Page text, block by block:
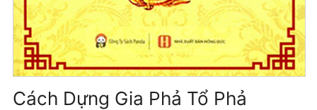
Cách Dựng Gia Phả Tổ Phả